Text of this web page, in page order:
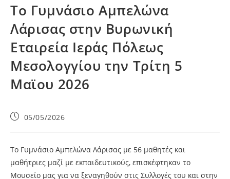
Το Γυμνάσιο Αμπελώνα
Λάρισας στην Βυρωνική
Εταιρεία Ιεράς Πόλεως
Μεσολογγίου την Τρίτη 5
Μαϊου 2026
05/05/2026
Το Γυμνάσιο Αμπελώνα Λάρισας με 56 μαθητές και
μαθήτριες μαζί με εκπαιδευτικούς, επισκέφτηκαν το
Μουσείο μας για να ξεναγηθούν στις Συλλογές του και στην